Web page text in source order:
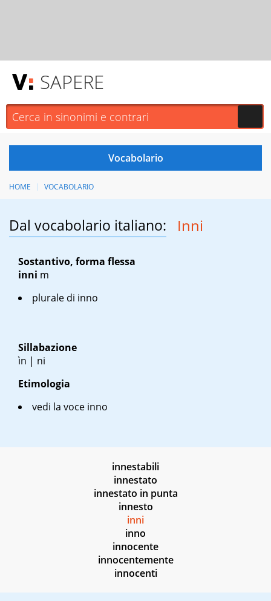
SAPERE
HOME VOCABOLARIO
Dal vocabolario italiano: Inni
Sostantivo, forma flessa
inni m
plurale di inno
Sillabazione
ìn | ni
Etimologia
vedi la voce inno
innestabili
innestato
innestato in punta
innesto
inni
inno
innocente
innocentemente
innocenti